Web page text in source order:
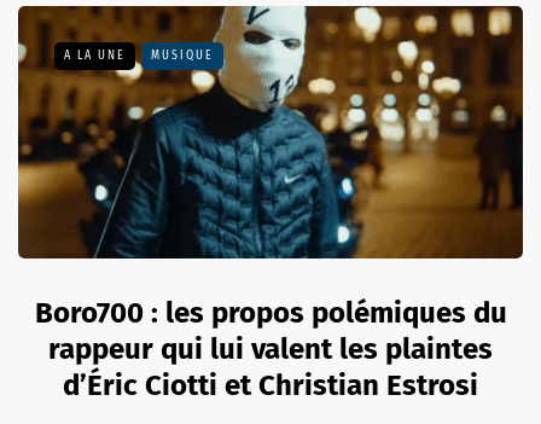
A LA UNE MUSIQUE
Boro700 : les propos polémiques du
rappeur qui lui valent les plaintes
d’Éric Ciotti et Christian Estrosi